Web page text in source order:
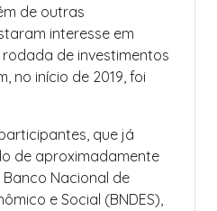
de outras
interesse em
de investimentos
no início de 2019, foi
que já
de aproximadamente
Banco Nacional de
e Social (BNDES),